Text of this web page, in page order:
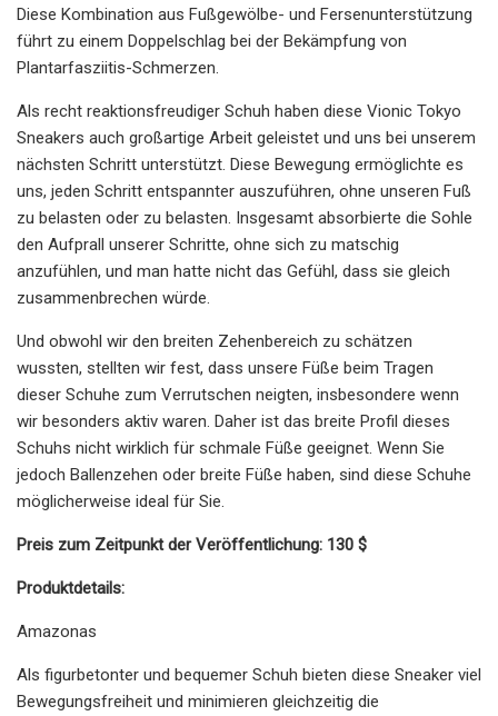
Diese Kombination aus Fußgewölbe- und Fersenunterstützung
führt zu einem Doppelschlag bei der Bekämpfung von
Plantarfasziitis-Schmerzen.
Als recht reaktionsfreudiger Schuh haben diese Vionic Tokyo
Sneakers auch großartige Arbeit geleistet und uns bei unserem
nächsten Schritt unterstützt. Diese Bewegung ermöglichte es
uns, jeden Schritt entspannter auszuführen, ohne unseren Fuß
zu belasten oder zu belasten. Insgesamt absorbierte die Sohle
den Aufprall unserer Schritte, ohne sich zu matschig
anzufühlen, und man hatte nicht das Gefühl, dass sie gleich
zusammenbrechen würde.
Und obwohl wir den breiten Zehenbereich zu schätzen
wussten, stellten wir fest, dass unsere Füße beim Tragen
dieser Schuhe zum Verrutschen neigten, insbesondere wenn
wir besonders aktiv waren. Daher ist das breite Profil dieses
Schuhs nicht wirklich für schmale Füße geeignet. Wenn Sie
jedoch Ballenzehen oder breite Füße haben, sind diese Schuhe
möglicherweise ideal für Sie.
Preis zum Zeitpunkt der Veröffentlichung: 130 $
Produktdetails:
Amazonas
Als figurbetonter und bequemer Schuh bieten diese Sneaker viel
Bewegungsfreiheit und minimieren gleichzeitig die